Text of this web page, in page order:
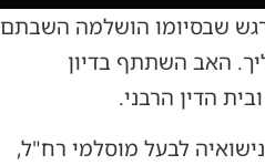
שבסיומו הושלמה השבתם
להליך. האב השתתף בדיון
הדין הרבני.
לבעל מוסלמי רח"ל,